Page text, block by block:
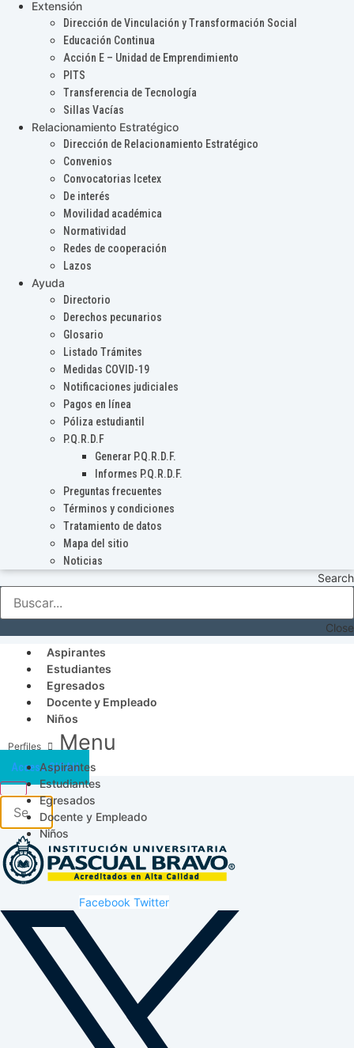
Extensión
Dirección de Vinculación y Transformación Social
Educación Continua
Acción E – Unidad de Emprendimiento
PITS
Transferencia de Tecnología
Sillas Vacías
Relacionamiento Estratégico
Dirección de Relacionamiento Estratégico
Convenios
Convocatorias Icetex
De interés
Movilidad académica
Normatividad
Redes de cooperación
Lazos
Ayuda
Directorio
Derechos pecunarios
Glosario
Listado Trámites
Medidas COVID-19
Notificaciones judiciales
Pagos en línea
Póliza estudiantil
P.Q.R.D.F
Generar P.Q.R.D.F.
Informes P.Q.R.D.F.
Preguntas frecuentes
Términos y condiciones
Tratamiento de datos
Mapa del sitio
Noticias
Search
Close
Aspirantes
Estudiantes
Egresados
Docente y Empleado
Niños
Menu
Aspirantes
Estudiantes
Egresados
Docente y Empleado
Niños
Acceso SICAU
Facebook Twitter